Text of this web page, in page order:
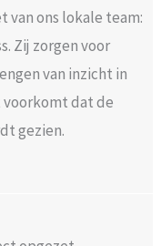
van ons lokale team:
Zij zorgen voor
van inzicht in
voorkomt dat de
gezien.